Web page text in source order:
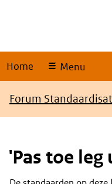
Home Menu
Kruimelpad
Forum
'Pas toe